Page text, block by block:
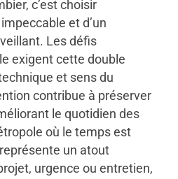
c’est choisir
et d’un
Les défis
exigent cette double
et sens du
contribue à préserver
le quotidien des
où le temps est
un atout
urgence ou entretien,